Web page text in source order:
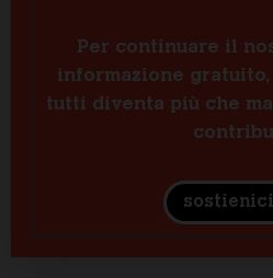
Per continuare il
informazione
tutti diventa più che